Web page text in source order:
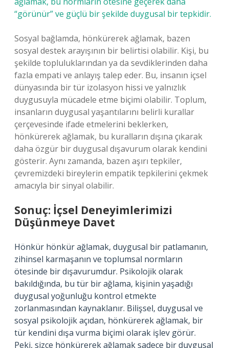
“görünür” ve güçlü bir şekilde duygusal bir tepkidir.
Sosyal bağlamda, hönkürerek ağlamak, bazen
sosyal destek arayışının bir belirtisi olabilir. Kişi, bu
şekilde topluluklarından ya da sevdiklerinden daha
fazla empati ve anlayış talep eder. Bu, insanın içsel
dünyasında bir tür izolasyon hissi ve yalnızlık
duygusuyla mücadele etme biçimi olabilir. Toplum,
insanların duygusal yaşantılarını belirli kurallar
çerçevesinde ifade etmelerini beklerken,
hönkürerek ağlamak, bu kuralların dışına çıkarak
daha özgür bir duygusal dışavurum olarak kendini
gösterir. Aynı zamanda, bazen aşırı tepkiler,
çevremizdeki bireylerin empatik tepkilerini çekmek
amacıyla bir sinyal olabilir.
Sonuç: İçsel Deneyimlerimizi
Düşünmeye Davet
Hönkür hönkür ağlamak, duygusal bir patlamanın,
zihinsel karmaşanın ve toplumsal normların
ötesinde bir dışavurumdur. Psikolojik olarak
bakıldığında, bu tür bir ağlama, kişinin yaşadığı
duygusal yoğunluğu kontrol etmekte
zorlanmasından kaynaklanır. Bilişsel, duygusal ve
sosyal psikolojik açıdan, hönkürerek ağlamak, bir
tür kendini dışa vurma biçimi olarak işlev görür.
Peki, sizce hönkürerek ağlamak sadece bir duygusal